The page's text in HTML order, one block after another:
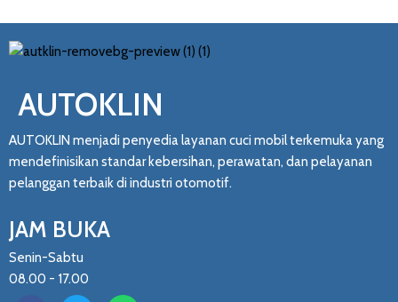
AUTOKLIN
AUTOKLIN menjadi penyedia layanan cuci mobil terkemuka yang
mendefinisikan standar kebersihan, perawatan, dan pelayanan
pelanggan terbaik di industri otomotif.
JAM BUKA
Senin-Sabtu
08.00 - 17.00